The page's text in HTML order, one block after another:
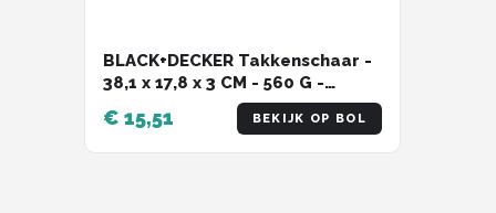
BLACK+DECKER Takkenschaar -
38,1 x 17,8 x 3 CM - 560 G -
€ 15,51 BEKIJK OP BOL